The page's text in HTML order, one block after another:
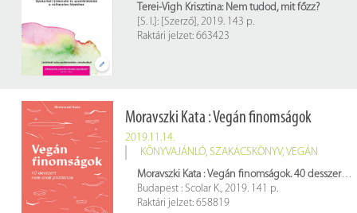
Terei-Vigh Krisztina: Nem tudod, mit főzz?
[S. I.]: [Szerző], 2019. 143 p.
Raktári jelzet: 663423
Moravszki Kata : Vegán finomságok
2019.11.14.
KÖNYVAJÁNLÓ, SZAKÁCSKÖNYV, VEGÁN
Moravszki Kata : Vegán finomságok. 40 desszert nem csak profiknak
Budapest : Scolar K., 2019. 141 p.
Raktári jelzet: 658819